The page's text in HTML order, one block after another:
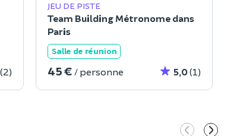
(2)
JEU DE PISTE
Team Building Métronome dans
Paris
Salle de réunion
45 € / personne 5,0(1)